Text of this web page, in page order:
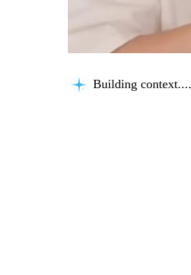
Thinking about